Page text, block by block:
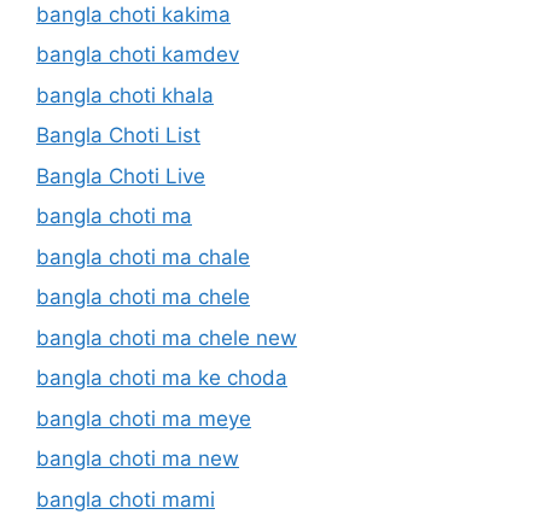
bangla choti kakima
bangla choti kamdev
bangla choti khala
Bangla Choti List
Bangla Choti Live
bangla choti ma
bangla choti ma chale
bangla choti ma chele
bangla choti ma chele new
bangla choti ma ke choda
bangla choti ma meye
bangla choti ma new
bangla choti mami